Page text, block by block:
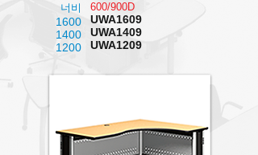
너비
1600
1400
1200
600/900D
UWA1609
UWA1409
UWA1209